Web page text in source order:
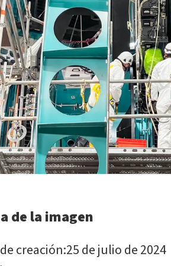
de la imagen
creación:25 de julio de 2024